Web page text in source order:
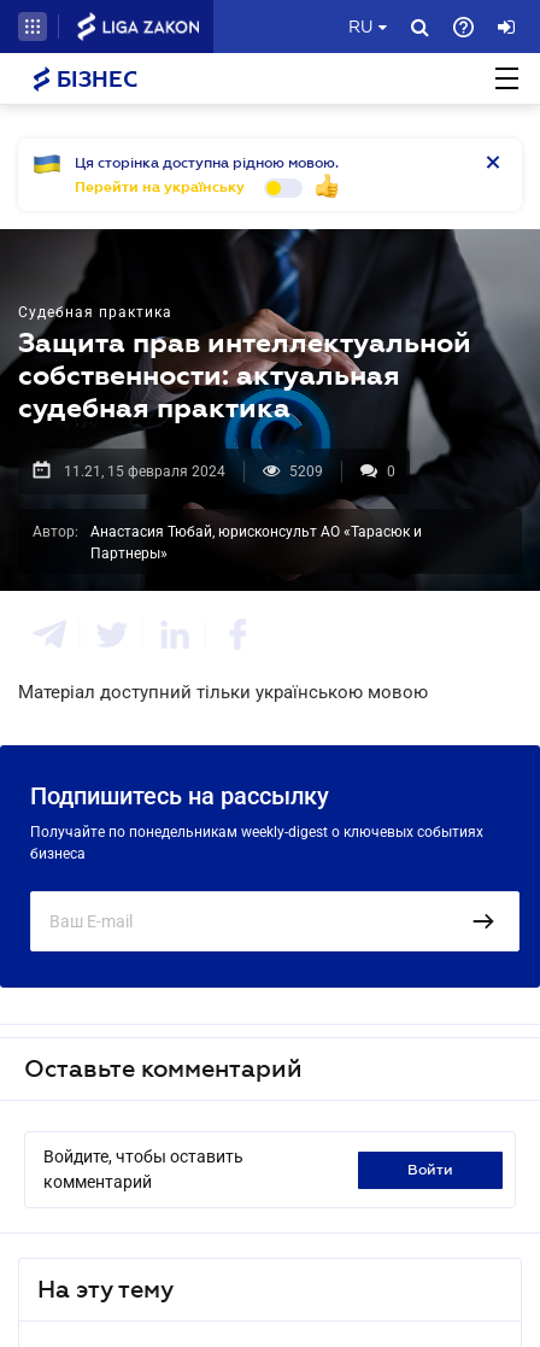
RU
БІЗНЕС
Ця сторінка доступна рідною мовою.
Перейти на українську
Судебная практика
Защита прав интеллектуальной
собственности: актуальная
судебная практика
11.21, 15 февраля 2024 5209 0
Автор:
Анастасия Тюбай, юрисконсульт АО «Тарасюк и
Партнеры»
Матеріал доступний тільки українською мовою
Подпишитесь на рассылку
Получайте по понедельникам weekly-digest о ключевых событиях
бизнеса
Оставьте комментарий
Войдите, чтобы оставить
комментарий
войти
На эту тему